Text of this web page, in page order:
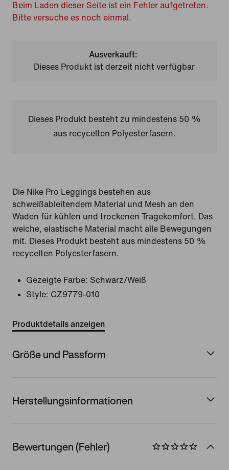
Beim Laden dieser Seite ist ein Fehler aufgetreten.
Bitte versuche es noch einmal.
Ausverkauft:
Dieses Produkt ist derzeit nicht verfügbar
Dieses Produkt besteht zu mindestens 50 %
aus recycelten Polyesterfasern.
Die Nike Pro Leggings bestehen aus
schweißableitendem Material und Mesh an den
Waden für kühlen und trockenen Tragekomfort. Das
weiche, elastische Material macht alle Bewegungen
mit. Dieses Produkt besteht aus mindestens 50 %
recycelten Polyesterfasern.
Gezeigte Farbe: Schwarz/Weiß
Style: CZ9779-010
Produktdetails anzeigen
Größe und Passform
Herstellungsinformationen
Bewertungen (Fehler)